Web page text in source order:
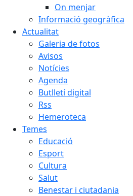
On menjar
Informació geogràfica
Actualitat
Galeria de fotos
Avisos
Notícies
Agenda
Butlletí digital
Rss
Hemeroteca
Temes
Educació
Esport
Cultura
Salut
Benestar i ciutadania